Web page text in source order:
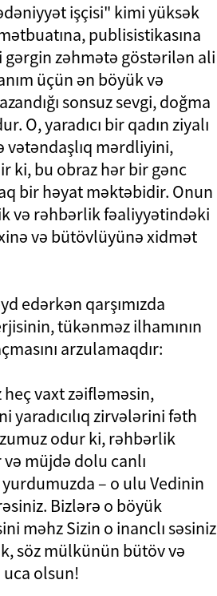
işçisi" kimi yüksək
publisistikasına
zəhmətə göstərilən ali
üçün ən böyük və
sonsuz sevgi, doğma
O, yaradıcı bir qadın ziyalı
vətəndaşlıq mərdliyini,
ki, bu obraz hər bir gənc
bir həyat məktəbidir. Onun
və rəhbərlik fəaliyyətindəki
və bütövlüyünə xidmət
edərkən qarşımızda
tükənməz ilhamının
arzulamaqdır:
vaxt zəifləməsin,
zirvələrini fəth
odur ki, rəhbərlik
müjdə dolu canlı
yurdumuzda – o ulu Vedinin
Bizlərə o böyük
məhz Sizin o inanclı səsiniz
söz mülkünün bütöv və
uca olsun!